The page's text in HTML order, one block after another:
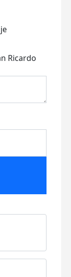
Ricardo